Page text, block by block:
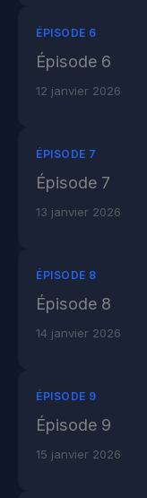
ÉPISODE 6
Épisode 6
12 janvier 2026
ÉPISODE 7
Épisode 7
13 janvier 2026
ÉPISODE 8
Épisode 8
14 janvier 2026
ÉPISODE 9
Épisode 9
15 janvier 2026